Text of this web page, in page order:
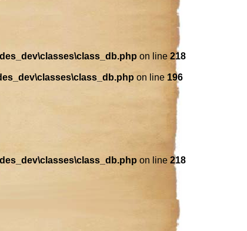
on line 218
on line 196
on line 218